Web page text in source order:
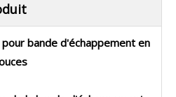
bande d'échappement en